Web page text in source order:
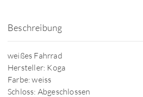
Beschreibung
weißes Fahrrad
Hersteller: Koga
Farbe: weiss
Schloss: Abgeschlossen